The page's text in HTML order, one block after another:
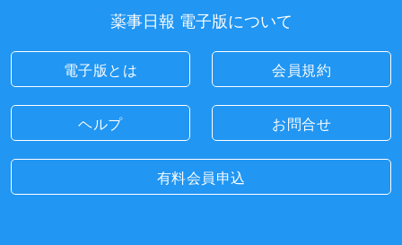
薬事日報 電子版について
電子版とは 会員規約
ヘルプ お問合せ
有料会員申込